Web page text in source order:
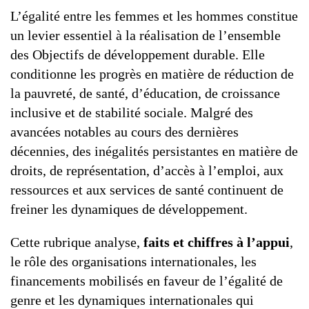
G7 / G20
TOUS LES THÈMES
VIDÉOS
L’égalité entre les femmes et les hommes constitue
un levier essentiel à la réalisation de l’ensemble
des Objectifs de développement durable. Elle
conditionne les progrès en matière de réduction de
la pauvreté, de santé, d’éducation, de croissance
inclusive et de stabilité sociale. Malgré des
avancées notables au cours des dernières
décennies, des inégalités persistantes en matière de
droits, de représentation, d’accès à l’emploi, aux
ressources et aux services de santé continuent de
freiner les dynamiques de développement.
Cette rubrique analyse, faits et chiffres à l’appui,
le rôle des organisations internationales, les
financements mobilisés en faveur de l’égalité de
genre et les dynamiques internationales qui